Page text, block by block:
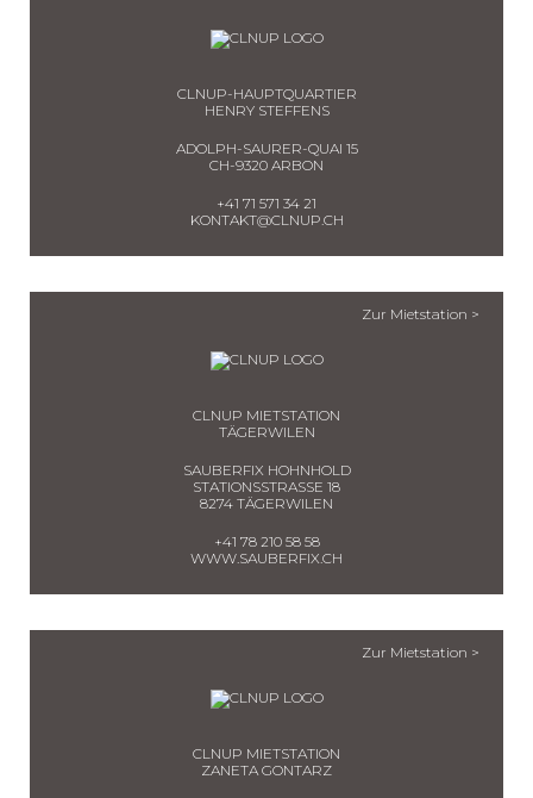
CLNUP-HAUPTQUARTIER
HENRY STEFFENS
ADOLPH-SAURER-QUAI 15
CH-9320 ARBON
+41 71 571 34 21
KONTAKT@CLNUP.CH
CLNUP MIETSTATION
TÄGERWILEN
SAUBERFIX HOHNHOLD
STATIONSSTRASSE 18
8274 TÄGERWILEN
+41 78 210 58 58
WWW.SAUBERFIX.CH
Zur Mietstation >
CLNUP MIETSTATION
ZANETA GONTARZ
Zur Mietstation >